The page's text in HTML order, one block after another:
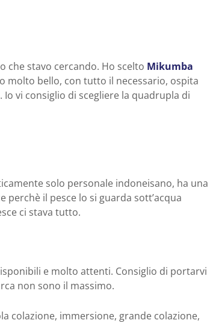
che stavo cercando. Ho scelto Mikumba
molto bello, con tutto il necessario, ospita
vi consiglio di scegliere la quadrupla di
solo personale indoneisano, ha una
il pesce lo si guarda sott’acqua
ci stava tutto.
e molto attenti. Consiglio di portarvi
non sono il massimo.
colazione, immersione, grande colazione,